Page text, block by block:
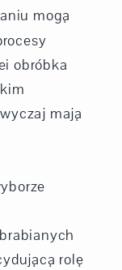
mogą
obróbka
mają
rolę